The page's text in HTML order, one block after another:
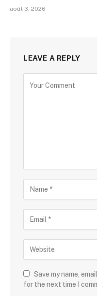
août 3, 2026
LEAVE A REPLY
Save my name,
for the next time I